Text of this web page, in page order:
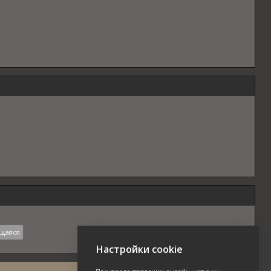
Настройки cookie